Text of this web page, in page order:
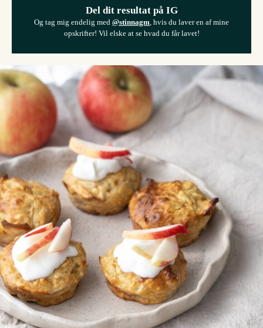
Del dit resultat på IG
Og tag mig endelig med @stinnagm , hvis du laver en af mine
opskrifter! Vil elske at se hvad du får lavet!